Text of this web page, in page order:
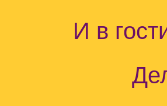
И в